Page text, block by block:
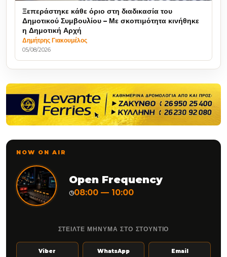
Ξεπεράστηκε κάθε όριο στη διαδικασία του
Δημοτικού Συμβουλίου – Με σκοπιμότητα κινήθηκε
η Δημοτική Αρχή
Δημήτρης Γιακουμέλος
05/08/2026
NOW ON AIR
Open Frequency
◷08:00 — 10:00
ΣΤΕΙΛΤΕ ΜΗΝΥΜΑ ΣΤΟ ΣΤΟΥΝΤΙΟ
Viber WhatsApp Email